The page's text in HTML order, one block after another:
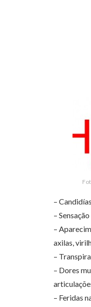
–
–
–
axilas,
–
– Dores
– Feridas